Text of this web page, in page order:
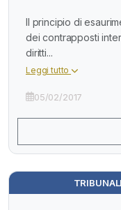
Il principio di
dei contrapposti
diritti...
Leggi tutto
05/02/2017